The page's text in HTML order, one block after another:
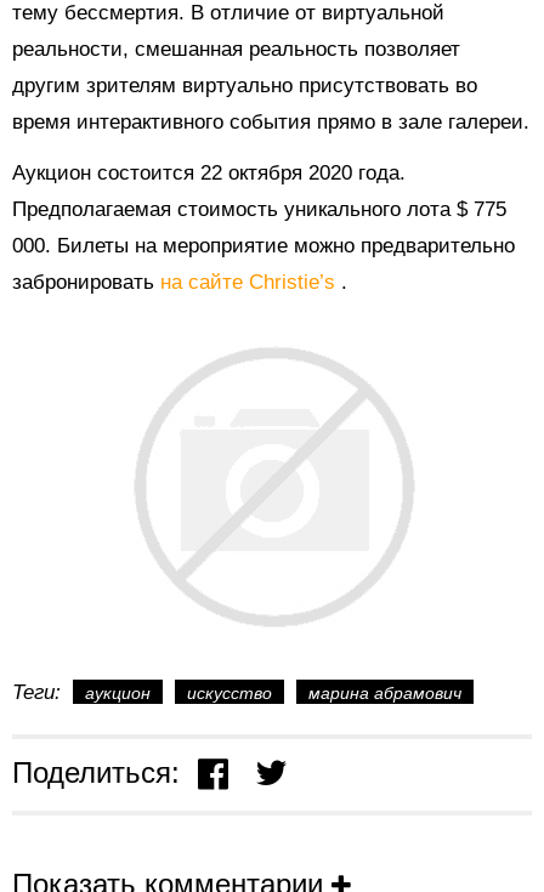
тему бессмертия. В отличие от виртуальной
реальности, смешанная реальность позволяет
другим зрителям виртуально присутствовать во
время интерактивного события прямо в зале галереи.
Аукцион состоится 22 октября 2020 года.
Предполагаемая стоимость уникального лота $ 775
000. Билеты на мероприятие можно предварительно
забронировать на сайте Christie’s .
Теги: аукцион искусство марина абрамович
Поделиться:
Показать комментарии